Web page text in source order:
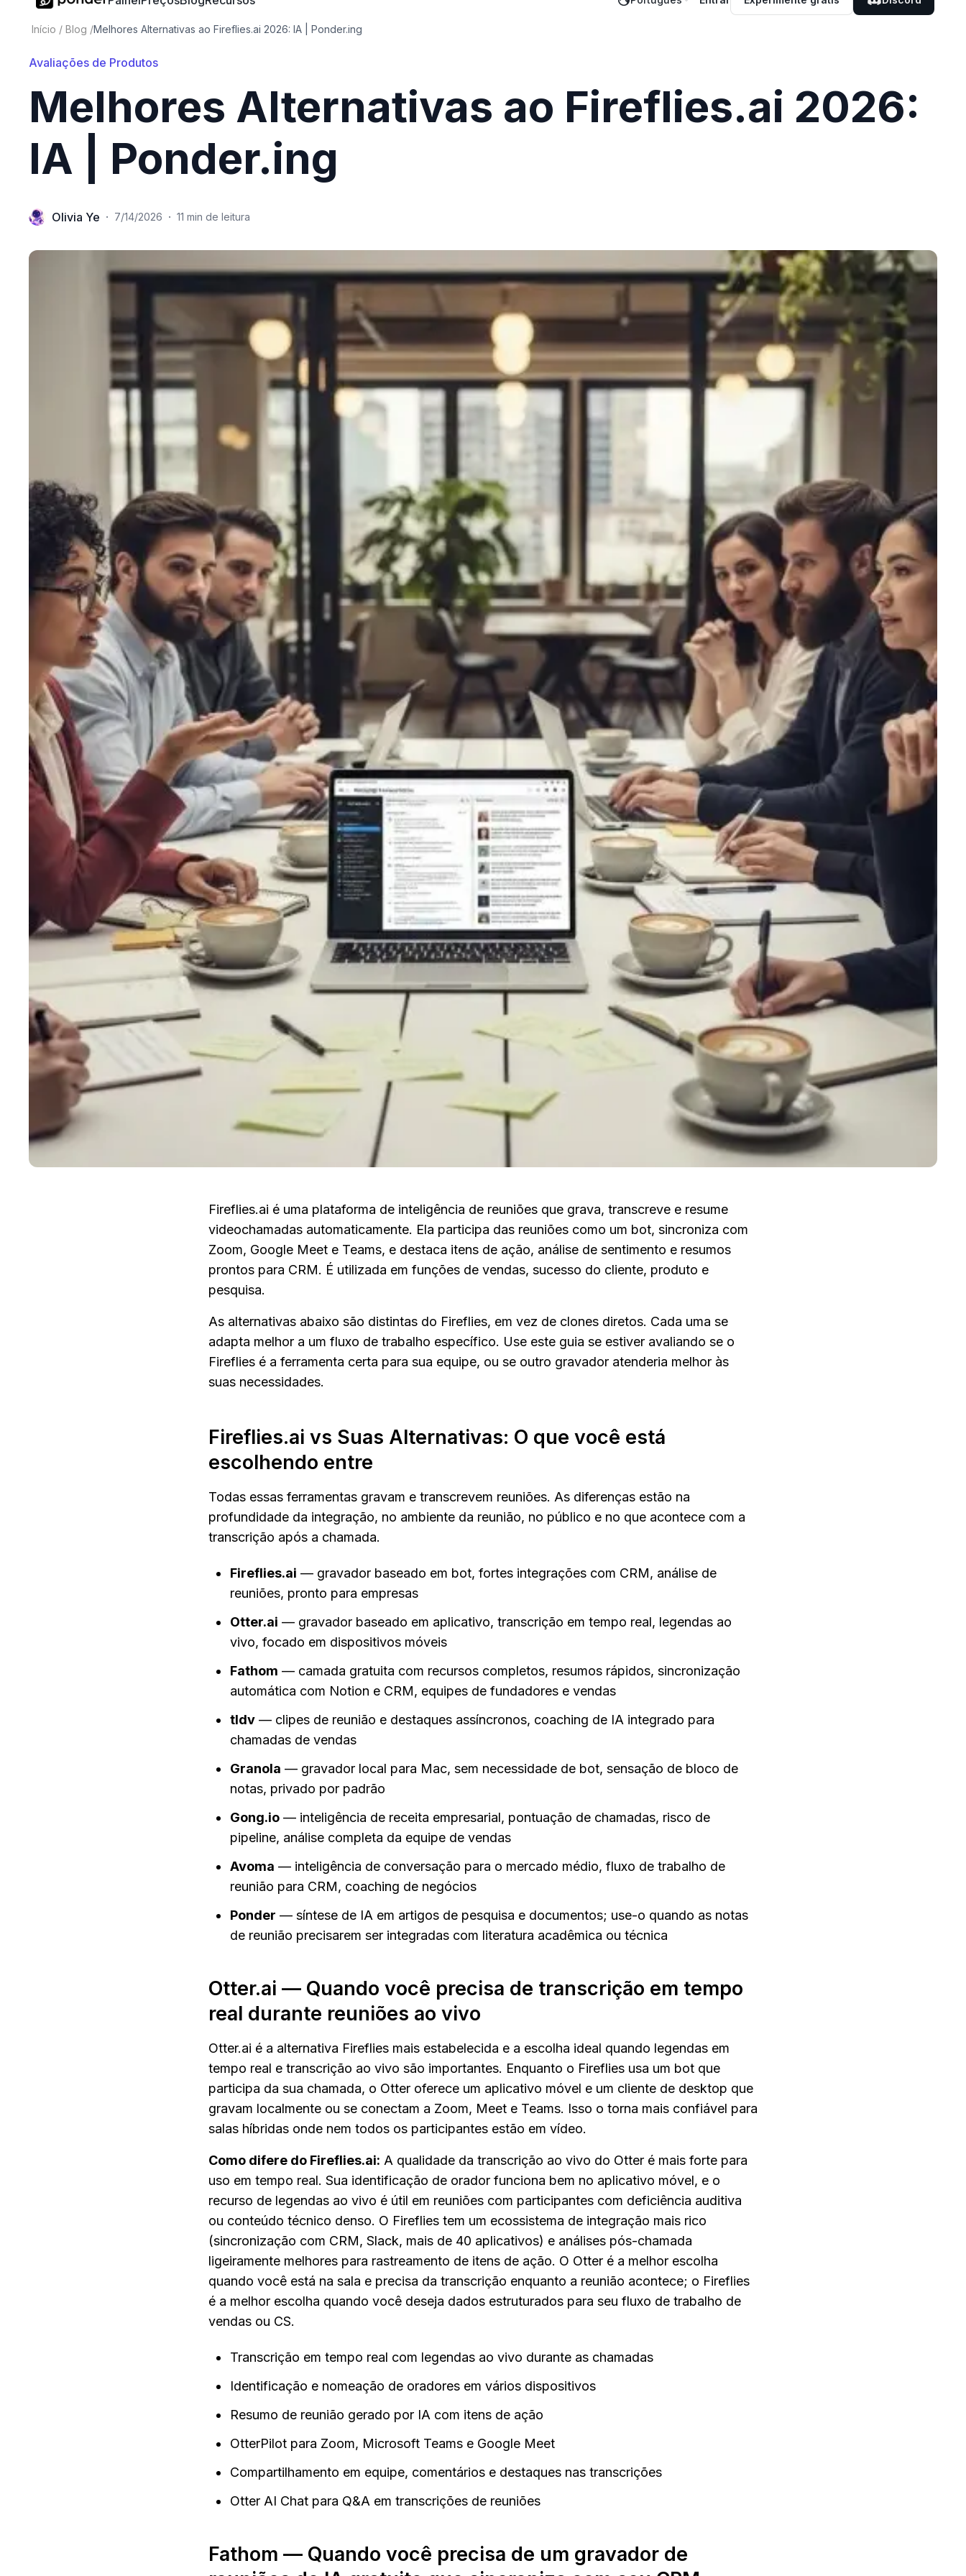
Início / Blog /Melhores Alternativas ao Fireflies.ai 2026: IA | Ponder.ing
Avaliações de Produtos
Melhores Alternativas ao Fireflies.ai 2026:
IA | Ponder.ing
Olivia Ye · 7/14/2026 · 11 min de leitura
Fireflies.ai é uma plataforma de inteligência de reuniões que grava, transcreve e resume
videochamadas automaticamente. Ela participa das reuniões como um bot, sincroniza com
Zoom, Google Meet e Teams, e destaca itens de ação, análise de sentimento e resumos
prontos para CRM. É utilizada em funções de vendas, sucesso do cliente, produto e
pesquisa.
As alternativas abaixo são distintas do Fireflies, em vez de clones diretos. Cada uma se
adapta melhor a um fluxo de trabalho específico. Use este guia se estiver avaliando se o
Fireflies é a ferramenta certa para sua equipe, ou se outro gravador atenderia melhor às
suas necessidades.
Fireflies.ai vs Suas Alternativas: O que você está
escolhendo entre
Todas essas ferramentas gravam e transcrevem reuniões. As diferenças estão na
profundidade da integração, no ambiente da reunião, no público e no que acontece com a
transcrição após a chamada.
Fireflies.ai — gravador baseado em bot, fortes integrações com CRM, análise de
reuniões, pronto para empresas
Otter.ai — gravador baseado em aplicativo, transcrição em tempo real, legendas ao
vivo, focado em dispositivos móveis
Fathom — camada gratuita com recursos completos, resumos rápidos, sincronização
automática com Notion e CRM, equipes de fundadores e vendas
tldv — clipes de reunião e destaques assíncronos, coaching de IA integrado para
chamadas de vendas
Granola — gravador local para Mac, sem necessidade de bot, sensação de bloco de
notas, privado por padrão
Gong.io — inteligência de receita empresarial, pontuação de chamadas, risco de
pipeline, análise completa da equipe de vendas
Avoma — inteligência de conversação para o mercado médio, fluxo de trabalho de
reunião para CRM, coaching de negócios
Ponder — síntese de IA em artigos de pesquisa e documentos; use-o quando as notas
de reunião precisarem ser integradas com literatura acadêmica ou técnica
Otter.ai — Quando você precisa de transcrição em tempo
real durante reuniões ao vivo
Otter.ai é a alternativa Fireflies mais estabelecida e a escolha ideal quando legendas em
tempo real e transcrição ao vivo são importantes. Enquanto o Fireflies usa um bot que
participa da sua chamada, o Otter oferece um aplicativo móvel e um cliente de desktop que
gravam localmente ou se conectam a Zoom, Meet e Teams. Isso o torna mais confiável para
salas híbridas onde nem todos os participantes estão em vídeo.
Como difere do Fireflies.ai: A qualidade da transcrição ao vivo do Otter é mais forte para
uso em tempo real. Sua identificação de orador funciona bem no aplicativo móvel, e o
recurso de legendas ao vivo é útil em reuniões com participantes com deficiência auditiva
ou conteúdo técnico denso. O Fireflies tem um ecossistema de integração mais rico
(sincronização com CRM, Slack, mais de 40 aplicativos) e análises pós-chamada
ligeiramente melhores para rastreamento de itens de ação. O Otter é a melhor escolha
quando você está na sala e precisa da transcrição enquanto a reunião acontece; o Fireflies
é a melhor escolha quando você deseja dados estruturados para seu fluxo de trabalho de
vendas ou CS.
Transcrição em tempo real com legendas ao vivo durante as chamadas
Identificação e nomeação de oradores em vários dispositivos
Resumo de reunião gerado por IA com itens de ação
OtterPilot para Zoom, Microsoft Teams e Google Meet
Compartilhamento em equipe, comentários e destaques nas transcrições
Otter AI Chat para Q&A em transcrições de reuniões
Fathom — Quando você precisa de um gravador de